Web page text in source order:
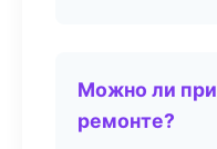
Можно ли
ремонте?